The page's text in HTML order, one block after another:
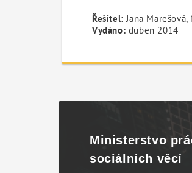
Řešitel: Jana Marešová,
Vydáno: duben 2014
Ministerstvo
sociálních věcí